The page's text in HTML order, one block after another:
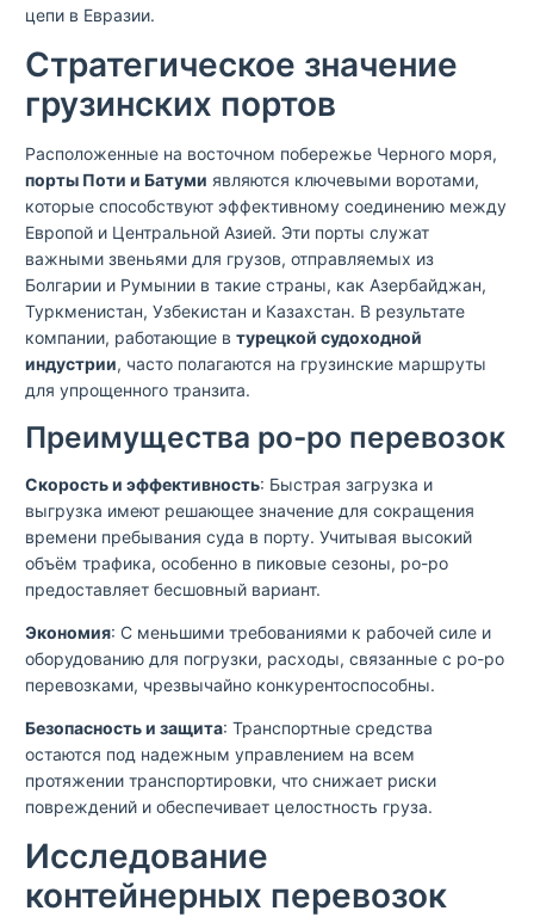
цепи в Евразии.
Стратегическое значение
грузинских портов
Расположенные на восточном побережье Черного моря,
порты Поти и Батуми являются ключевыми воротами,
которые способствуют эффективному соединению между
Европой и Центральной Азией. Эти порты служат
важными звеньями для грузов, отправляемых из
Болгарии и Румынии в такие страны, как Азербайджан,
Туркменистан, Узбекистан и Казахстан. В результате
компании, работающие в турецкой судоходной
индустрии, часто полагаются на грузинские маршруты
для упрощенного транзита.
Преимущества ро-ро перевозок
Скорость и эффективность: Быстрая загрузка и
выгрузка имеют решающее значение для сокращения
времени пребывания суда в порту. Учитывая высокий
объём трафика, особенно в пиковые сезоны, ро-ро
предоставляет бесшовный вариант.
Экономия: С меньшими требованиями к рабочей силе и
оборудованию для погрузки, расходы, связанные с ро-ро
перевозками, чрезвычайно конкурентоспособны.
Безопасность и защита: Транспортные средства
остаются под надежным управлением на всем
протяжении транспортировки, что снижает риски
повреждений и обеспечивает целостность груза.
Исследование
контейнерных перевозок